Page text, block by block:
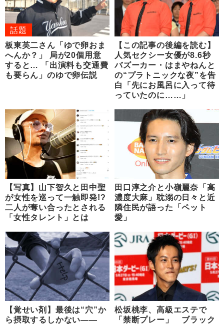
話題
板東英二さん「ゆで卵おま
へんか？」 局が20個用意
すると… 「出演料も交通費
も要らん」のゆで卵伝説
【この記事の後編を読む】
人気セクシー女優が8.6秒
バズーカー・はまやねんと
の“プラトニックな夜”を告
白「先にお風呂に入って待
っていたのに……」
【写真】山下智久と田中聖
が女性を巡って一触即発!?
二人が奪い合ったとされる
「女性タレント」とは
田口淳之介と小嶺麗奈「高
濃度大麻」耽溺の日々と近
隣住民が語った「ペット
愛」
【覚せい剤】最後は“穴”か
ら摂取するしかない――
松坂桃李、高級エステで
「禁断プレー」 ブラック